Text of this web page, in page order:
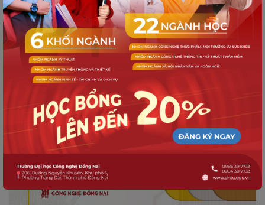
TUYỂN SINH
Quy trình nhập học dành cho Tân sinh
viên K21